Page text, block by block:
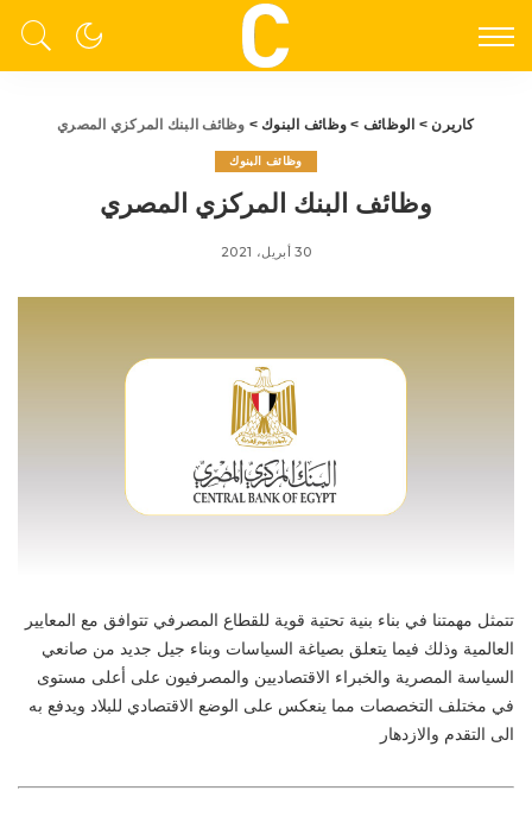
كاريرن> الوظائف > وظائف البنوك > وظائف البنك المركزي المصري
وظائف البنوك
وظائف البنك المركزي المصري
30 أبريل، 2021
تتمثل مهمتنا في بناء بنية تحتية قوية للقطاع المصرفي تتوافق مع المعايير
العالمية وذلك​ فيما يتعلق بصياغة السياسات وبناء جيل جديد من صانعي
السياسة المصرية والخبراء الاقتصاديين والمصرفيون على أعلى مستوى
في مختلف التخصصات مما ينعكس على الوضع الاقتصادي للبلاد ويدفع به
الى التقدم والازدهار